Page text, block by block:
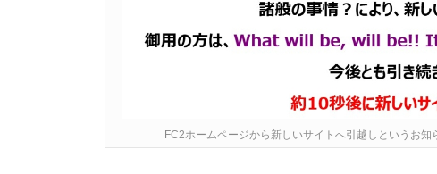
FC2ホームページから新しいサイトへ引越しというお